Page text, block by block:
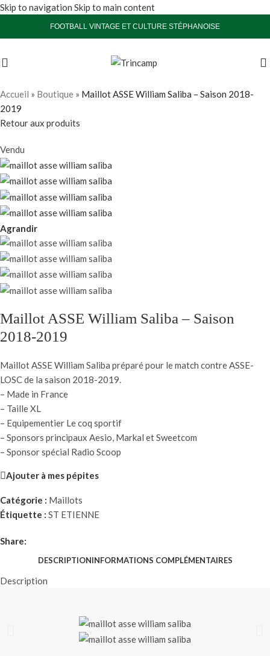
Skip to navigation Skip to main content
FOOTBALL VINTAGE ET CULTURE STÉPHANOISE
Accueil » Boutique » Maillot ASSE William Saliba – Saison 2018-
2019
Retour aux produits
Vendu
Agrandir
Maillot ASSE William Saliba – Saison
2018-2019
Maillot ASSE William Saliba préparé pour le match contre ASSE-
LOSC de la saison 2018-2019.
– Made in France
– Taille XL
– Equipementier Le coq sportif
– Sponsors principaux Aesio, Markal et Sweetcom
– Sponsor spécial Radio Scoop
Ajouter à mes pépites
Catégorie : Maillots
Étiquette : ST ETIENNE
Share:
DESCRIPTIONINFORMATIONS COMPLÉMENTAIRES
Description